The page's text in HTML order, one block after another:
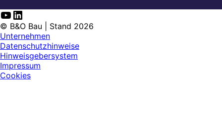
YouTube
LinkedIn
© B&O Bau | Stand 2026
Unternehmen
Datenschutzhinweise
Hinweisgebersystem
Impressum
Cookies